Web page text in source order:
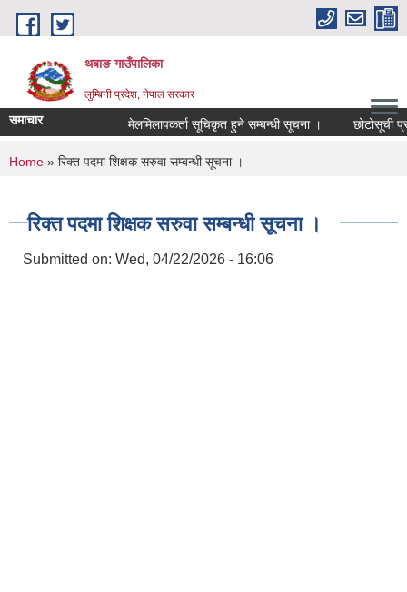
Skip to main content
थबाङ गाउँपालिका
लुम्बिनी प्रदेश, नेपाल सरकार
समाचार मेलमिलापकर्ता सूचिकृत हुने सम्बन्धी सूचना । छोटोसूची
You are here
Home » रिक्त पदमा शिक्षक सरुवा सम्बन्धी सूचना ।
रिक्त पदमा शिक्षक सरुवा सम्बन्धी सूचना ।
Submitted on: Wed, 04/22/2026 - 16:06